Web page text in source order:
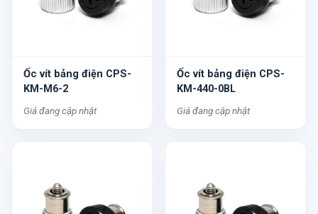
Ốc vít bảng điện CPS-
KM-M6-2
Giá đang cập nhật
Ốc vít bảng điện CPS-
KM-440-0BL
Giá đang cập nhật